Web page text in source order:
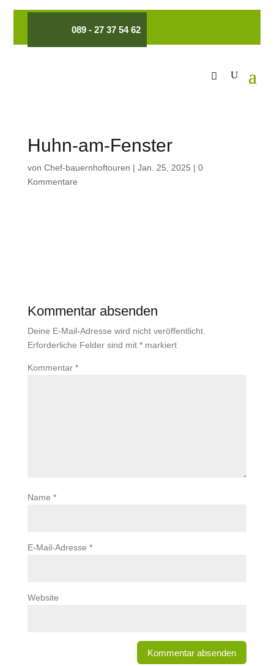
089 - 27 37 54 62
Huhn-am-Fenster
von Chef-bauernhoftouren | Jan. 25, 2025 | 0
Kommentare
Kommentar absenden
Deine E-Mail-Adresse wird nicht veröffentlicht.
Erforderliche Felder sind mit *markiert
Kommentar *
Name *
E-Mail-Adresse *
Website